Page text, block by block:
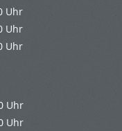
Uhr
Uhr
Uhr
Uhr
Uhr